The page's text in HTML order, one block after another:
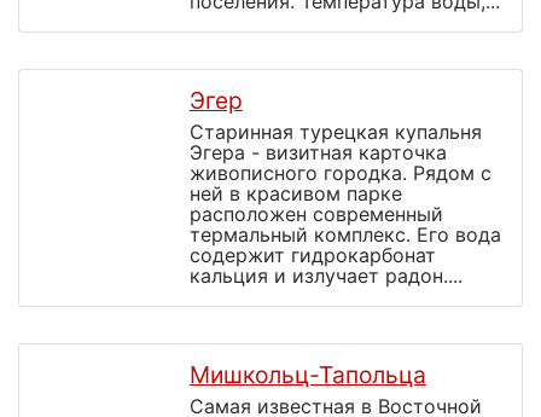
Эгер
Старинная турецкая купальня
Эгера - визитная карточка
живописного городка. Рядом с
ней в красивом парке
расположен современный
термальный комплекс. Его вода
содержит гидрокарбонат
кальция и излучает радон....
Мишкольц-Тапольца
Самая известная в Восточной